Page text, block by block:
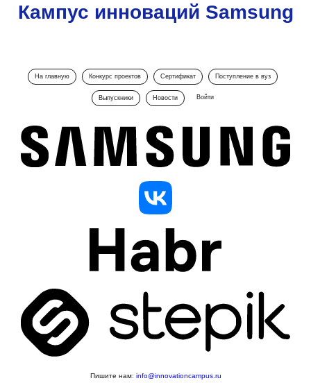
Кампус инноваций Samsung
На главную Конкурс проектов Сертификат Поступление в вуз
Выпускники Новости Войти
Пишите нам: info@innovationcampus.ru